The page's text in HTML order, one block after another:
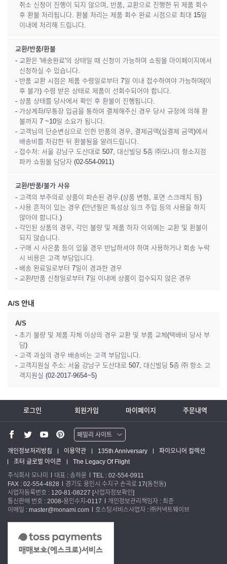
취소 신청이 진행이 되지 않으며, 반품, 교환으로 진행한 뒤 제품 회수
후 환불 처리됩니다. 환불 처리는 제품 회수 완료 시점으로 최대 15일
이내에 처리해 드립니다.
교환/반품/환불
- 교환은 '배송완료'의 상태일 때 신청이 가능하며 쇼핑몰 마이페이지에서
신청하실 수 있습니다.
- 반품 교환 시점은 제품 수령일로부터 7일 이내 접수하여야 가능하며(이
후 불가) 수령 받은 상태로 제품이 선회수되어야 합니다.
- 상품 상태를 당사에서 확인 후 환불이 진행됩니다.
- 가상계좌/무통장 입금을 통하여 결제해주신 경우 당사 규정에 의해 환
불까지 7 ~10일 소요가 됩니다.
- 고객님의 단순변심으로 인한 반품의 경우, 결제금액(실결제 금액)에서
배송비를 차감한 뒤 환불됨을 알려드립니다.
- 접수처: 서울 강남구 도산대로 507, 대신빌딩 5층 ㈜모나미 항소지점
파카 쇼핑몰 담당자 (02-554-0911)
교환/반품/불가 사유
- 고객의 부주의로 상품이 파손된 경우.(상품 변형, 표면 스크래치 등)
- 사용 흔적이 있는 경우 (만년필은 특성상 잉크 주입 등의 사용을 하지
않아야 합니다.)
- 각인된 상품의 경우, 각인 불량 및 제품 하자 이외에는 교환 및 환불이
되지 않습니다.
- 구매 시 사은품 등이 있을 경우 반납하셔야 하며 사용하거나 회송 누락
시 비용은 고객 부담입니다.
- 배송 완료일로부터 7일이 경과한 경우
- 교환/반품 신청일로부터 7일 이내에 상품이 접수되지 않은 경우
A/S 안내
A/S
- 초기 불량 및 제품 자체 이상의 경우 교환 및 부품 교체(택배비 당사 부
담)
- 고객 과실의 경우 배송비는 고객 부담입니다.
- 고객지원실 주소: 서울 강남구 도산대로 507, 대신빌딩 5층 ㈜ 항소 고
객지원실 (02-2017-9654~5)
로그인 회원가입 마이페이지 주문내역
패밀리 사이트
워터맨 쇼핑몰
파카 글로벌
개인정보처리방침 이용약관 135th Anniversary
파이오니어 컬렉션
조터 글로벌 아이콘
The Legacy Of Flight
주식회사 모나미
대표 : 송하윤
TEL : 02-554-0911
FAX : 02-554-4828
경기도 용인시 수지구 손곡로 17(동천동)
사업자등록번호 : 120-81-08227 [사업자정보확인]
통신판매 번호 : 2008-용인수지-0117
개인정보관리책임자 : 최준
이메일 : master@monami.com
호스팅서비스사업자 : ㈜커넥트웨이브